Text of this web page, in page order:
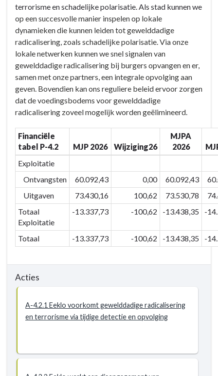
BD-
Veilig
verbonden
Eeklo
Actieplannen
4.2
Preventie
terrorisme en schadelijke polarisatie. Als stad kunnen we
op een succesvolle manier inspelen op lokale
dynamieken die kunnen leiden tot gewelddadige
radicalisering, zoals schadelijke polarisatie. Via onze
lokale netwerken kunnen we snel signalen van
gewelddadige radicalisering bij burgers opvangen en er,
samen met onze partners, een integrale opvolging aan
geven. Bovendien kan ons reguliere beleid ervoor zorgen
dat de voedingsbodems voor gewelddadige
radicalisering zoveel mogelijk worden geëlimineerd.
Financiële
tabel P-4.2
MJP 2026 Wijziging26
MJPA
2026
Exploitatie
Ontvangsten
60.092,43 0,00 60.092,43
Uitgaven
73.430,16 100,62 73.530,78
Totaal
Exploitatie
-13.337,73 -100,62 -13.438,35 -
Totaal -13.337,73 -100,62 -13.438,35 -
Acties
A-4.2.1 Eeklo voorkomt gewelddadige radicalisering
en terrorisme via tijdige detectie en opvolging